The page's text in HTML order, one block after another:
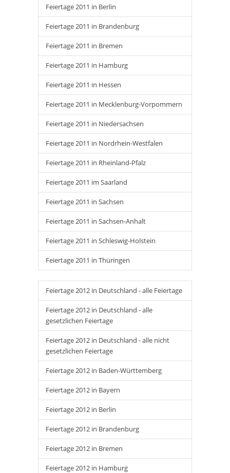
Feiertage 2011 in Berlin
Feiertage 2011 in Brandenburg
Feiertage 2011 in Bremen
Feiertage 2011 in Hamburg
Feiertage 2011 in Hessen
Feiertage 2011 in Mecklenburg-Vorpommern
Feiertage 2011 in Niedersachsen
Feiertage 2011 in Nordrhein-Westfalen
Feiertage 2011 in Rheinland-Pfalz
Feiertage 2011 im Saarland
Feiertage 2011 in Sachsen
Feiertage 2011 in Sachsen-Anhalt
Feiertage 2011 in Schleswig-Holstein
Feiertage 2011 in Thüringen
Feiertage 2012 in Deutschland - alle Feiertage
Feiertage 2012 in Deutschland - alle
gesetzlichen Feiertage
Feiertage 2012 in Deutschland - alle nicht
gesetzlichen Feiertage
Feiertage 2012 in Baden-Württemberg
Feiertage 2012 in Bayern
Feiertage 2012 in Berlin
Feiertage 2012 in Brandenburg
Feiertage 2012 in Bremen
Feiertage 2012 in Hamburg